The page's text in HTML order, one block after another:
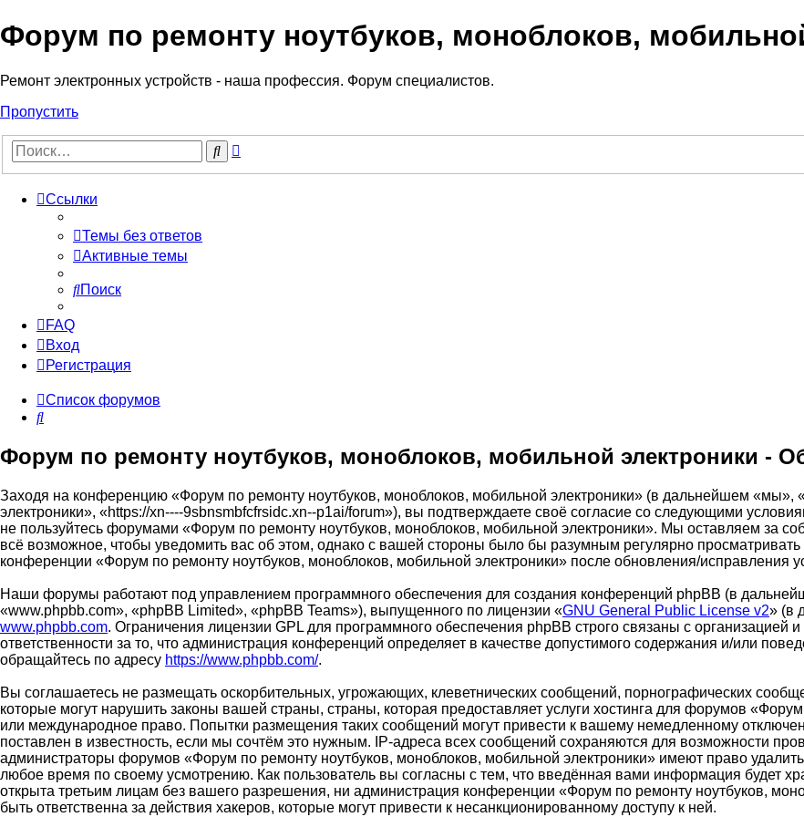
Регистрация
Форум по ремонту ноутбуков, моноблоков,
Ремонт электронных устройств - наша профессия. Форум специалистов.
Пропустить
Поиск
Ссылки
Темы без ответов
Активные темы
Поиск
FAQ
Вход
Регистрация
Список форумов
Поиск
Форум по ремонту ноутбуков, моноблоков, мобильной электроники -
Заходя на конференцию «Форум по ремонту ноутбуков, моноблоков, мобильной электроники» (в дальнейшем
электроники», «https://xn----9sbnsmbfcfrsidc.xn--p1ai/forum»), вы подтверждаете своё согласие со следующими
не пользуйтесь форумами «Форум по ремонту ноутбуков, моноблоков, мобильной электроники». Мы оставляем за
всё возможное, чтобы уведомить вас об этом, однако с вашей стороны было бы разумным регулярно просматривать
конференции «Форум по ремонту ноутбуков, моноблоков, мобильной электроники» после обновления/исправления
Наши форумы работают под управлением программного обеспечения для создания конференций phpBB (в
«www.phpbb.com», «phpBB Limited», «phpBB Teams»), выпущенного по лицензии «GNU General Public License v2» (в
www.phpbb.com. Ограничения лицензии GPL для программного обеспечения phpBB строго связаны с
ответственности за то, что администрация конференций определяет в качестве допустимого содержания и/или
обращайтесь по адресу https://www.phpbb.com/.
Вы соглашаетесь не размещать оскорбительных, угрожающих, клеветнических сообщений, порнографических
которые могут нарушить законы вашей страны, страны, которая предоставляет услуги хостинга для форумов
или международное право. Попытки размещения таких сообщений могут привести к вашему немедленному
поставлен в известность, если мы сочтём это нужным. IP-адреса всех сообщений сохраняются для возможности
администраторы форумов «Форум по ремонту ноутбуков, моноблоков, мобильной электроники» имеют право
любое время по своему усмотрению. Как пользователь вы согласны с тем, что введённая вами информация будет
открыта третьим лицам без вашего разрешения, ни администрация конференции «Форум по ремонту ноутбуков,
быть ответственна за действия хакеров, которые могут привести к несанкционированному доступу к ней.